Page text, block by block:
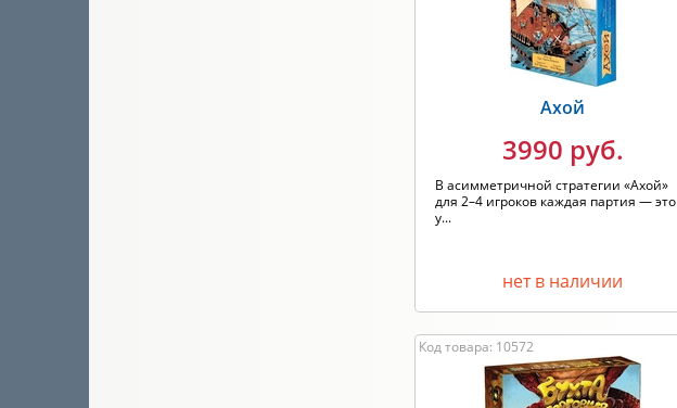
Ахой
3990 руб.
В асимметричной стратегии «Ахой»
для 2–4 игроков каждая партия — это
у...
нет в наличии
Код товара: 10572